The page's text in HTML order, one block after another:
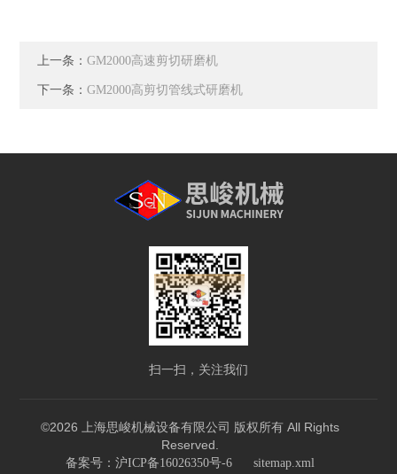
上一条：GM2000高速剪切研磨机
下一条：GM2000高剪切管线式研磨机
扫一扫，关注我们
©2026 上海思峻机械设备有限公司 版权所有 All Rights
Reserved.
备案号：沪ICP备16026350号-6 sitemap.xml